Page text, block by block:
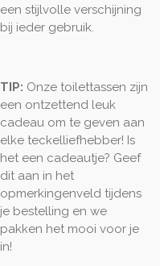
een stijlvolle verschijning
bij ieder gebruik.
TIP: Onze toilettassen zijn
een ontzettend leuk
cadeau om te geven aan
elke teckelliefhebber! Is
het een cadeautje? Geef
dit aan in het
opmerkingenveld tijdens
je bestelling en we
pakken het mooi voor je
in!